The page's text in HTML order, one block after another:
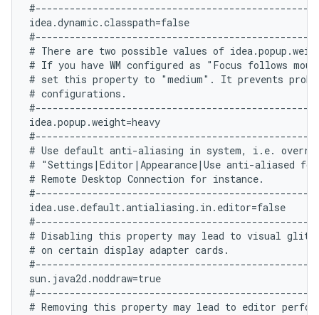
idea.dynamic.classpath=false
# There are two possible values of
# If you have WM configured as "Focus follows
# set this property to "medium". It prevents
# configurations.
idea.popup.weight=heavy
# Use default anti-aliasing in system, i.e.
# "Settings|Editor|Appearance|Use anti-aliased
# Remote Desktop Connection for instance.
idea.use.default.antialiasing.in.editor=false
# Disabling this property may lead to visual
# on certain display adapter cards.
sun.java2d.noddraw=true
# Removing this property may lead to editor